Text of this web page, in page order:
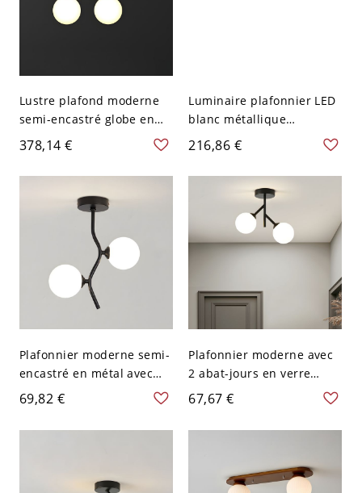
Lustre plafond moderne
semi-encastré globe en
laiton avec abat-jour en
verre blanc - 110 V-120 V
2
378,14 €
Luminaire plafonnier LED
blanc métallique
écoénergétique à
gradation de troisième
vitesse - 110 V-120 V Blanc
216,86 €
Plafonnier moderne semi-
encastré en métal avec
abat-jour en verre blanc
pour usage résidentiel -
110 V-120 V Noir
69,82 €
Plafonnier moderne avec
2 abat-jours en verre
blanc pour usage
résidentiel - Noir 110 V-
120 V
67,67 €